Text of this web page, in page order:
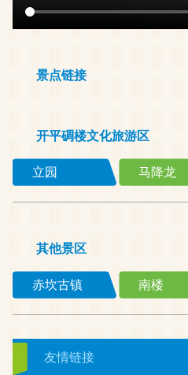
景点链接
开平碉楼文化旅游区
立园 马降龙
其他景区
赤坎古镇 南楼
友情链接